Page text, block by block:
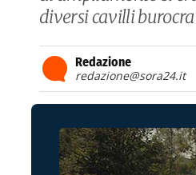
diversi cavilli
Redazione
redazione@sora24.it